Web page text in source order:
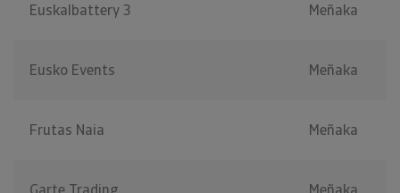
Euskalbattery 3 Meñaka
Eusko Events Meñaka
Frutas Naia Meñaka